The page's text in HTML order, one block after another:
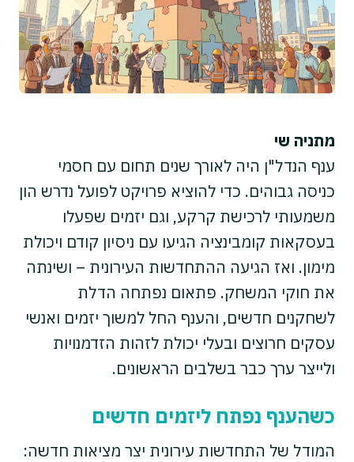
מתניה שי
ענף הנדל"ן היה לאורך שנים תחום עם חסמי
כניסה גבוהים. כדי להוציא פרויקט לפועל נדרש הון
משמעותי לרכישת קרקע, וגם יזמים שפעלו
בעסקאות קומבינציה הגיעו עם ניסיון קודם ויכולת
מימון. ואז הגיעה ההתחדשות העירונית – ושינתה
את חוקי המשחק. פתאום נפתחה הדלת
לשחקנים חדשים, והענף החל למשוך יזמים ואנשי
עסקים חרוצים ובעלי יכולת לזהות הזדמנויות
ולייצר ערך כבר בשלבים הראשונים.
כשהענף נפתח ליזמים חדשים
המודל של התחדשות עירונית יצר מציאות חדשה: